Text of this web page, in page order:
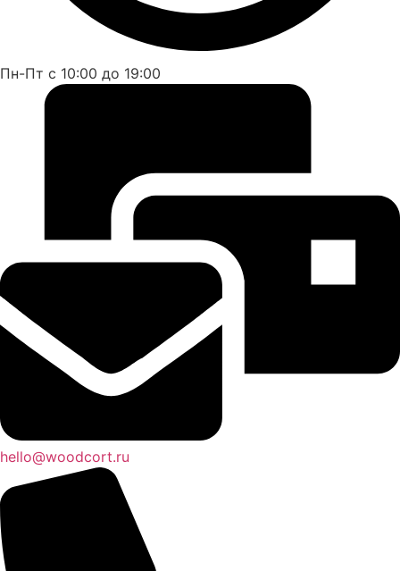
Пн-Пт с 10:00 до 19:00
hello@woodcort.ru